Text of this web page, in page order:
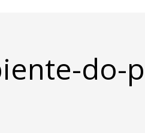
do-